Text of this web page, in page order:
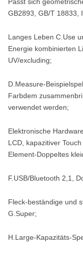
GB2893, GB/T 18833,
Langes Leben C.Use
Energie kombinierten
UV/excluding;
D.Measure-
Farbdem
verwendet werden;
Elektronische
LCD, kapazitiver
Element-Doppeltes
F.USB/Bluetooth 2,1,
Fleck-beständige und
G.Super;
H.Large-Kapazitäts-